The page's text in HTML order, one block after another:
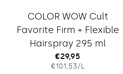
Typ:
COLOR WOW Cult
Favorite Firm + Flexible
Hairspray 295 ml
Regulärer
Preis
€29,95
EINZELPREIS
€101,53/PRO
L